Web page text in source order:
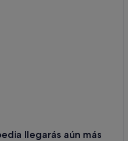
Chinatownllegarás aún más